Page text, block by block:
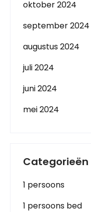
oktober 2024
september 2024
augustus 2024
juli 2024
juni 2024
mei 2024
Categorieën
1 persoons
1 persoons bed